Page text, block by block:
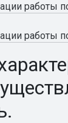
работы
работы